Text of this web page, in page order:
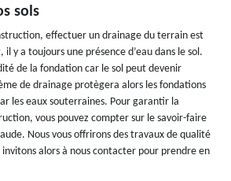
sols
effectuer un drainage du terrain est
y a toujours une présence d’eau dans le sol.
de la fondation car le sol peut devenir
de drainage protègera alors les fondations
les eaux souterraines. Pour garantir la
vous pouvez compter sur le savoir-faire
Nous vous offrirons des travaux de qualité
alors à nous contacter pour prendre en